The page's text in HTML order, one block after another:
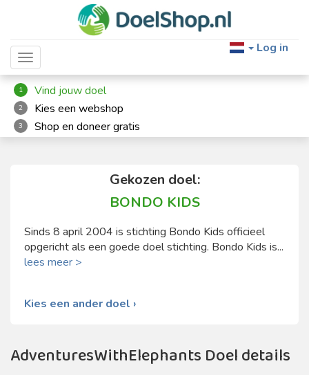
Toggle navigation
Log in
1 Vind jouw doel
2 Kies een webshop
3 Shop en doneer gratis
Gekozen doel:
BONDO KIDS
Sinds 8 april 2004 is stichting Bondo Kids officieel
opgericht als een goede doel stichting. Bondo Kids is...
lees meer >
Kies een ander doel ›
AdventuresWithElephants Doel details